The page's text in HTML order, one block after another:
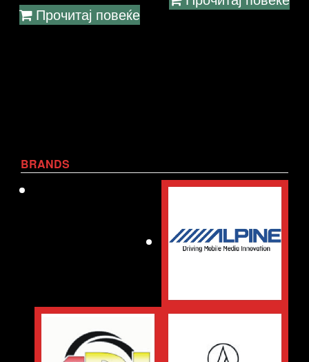
Прочитај повеќе
BRANDS